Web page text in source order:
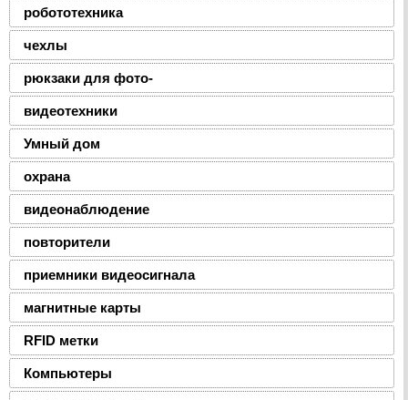
робототехника
чехлы
рюкзаки для фото-
видеотехники
Умный дом
охрана
видеонаблюдение
повторители
приемники видеосигнала
магнитные карты
RFID метки
Компьютеры